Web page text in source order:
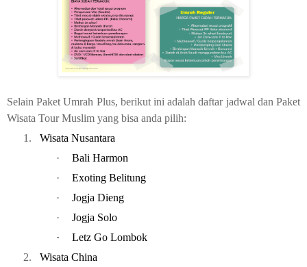
Selain Paket Umrah Plus, berikut ini adalah daftar jadwal dan Paket
Wisata Tour Muslim yang bisa anda pilih:
1.
Wisata Nusantara
·
Bali Harmon
·
Exoting Belitung
·
Jogja Dieng
·
Jogja Solo
·
Letz Go Lombok
2.
Wisata China